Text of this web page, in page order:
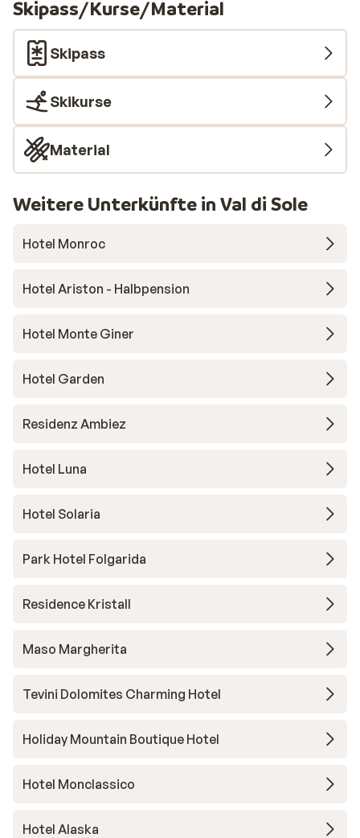
Skipass/Kurse/Material
Skipass
Skikurse
Material
Weitere Unterkünfte in Val di Sole
Hotel Monroc
Hotel Ariston - Halbpension
Hotel Monte Giner
Hotel Garden
Residenz Ambiez
Hotel Luna
Hotel Solaria
Park Hotel Folgarida
Residence Kristall
Maso Margherita
Tevini Dolomites Charming Hotel
Holiday Mountain Boutique Hotel
Hotel Monclassico
Hotel Alaska